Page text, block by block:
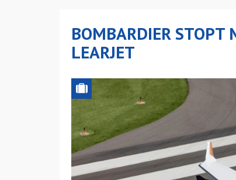
BOMBARDIER STOPT
LEARJET